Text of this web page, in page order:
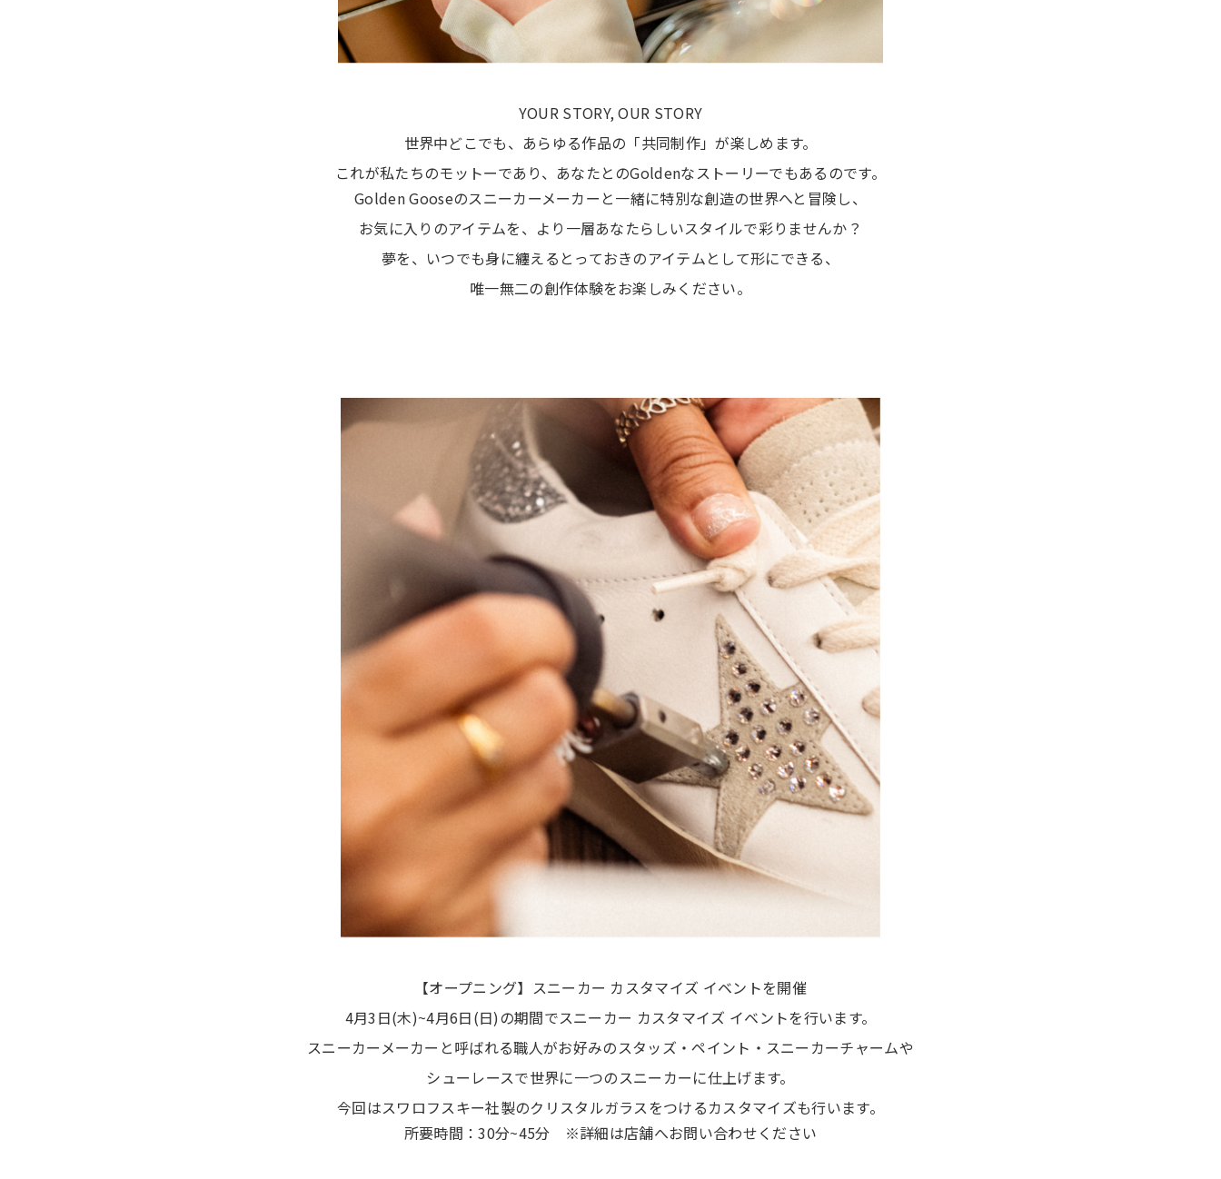
YOUR STORY, OUR STORY
世界中どこでも、あらゆる作品の「共同制作」が楽しめます。
これが私たちのモットーであり、あなたとのGoldenなストーリーでもあるのです。
Golden Gooseのスニーカーメーカーと一緒に特別な創造の世界へと冒険し、
お気に入りのアイテムを、より一層あなたらしいスタイルで彩りませんか？
夢を、いつでも身に纏えるとっておきのアイテムとして形にできる、
唯一無二の創作体験をお楽しみください。
【オープニング】スニーカー カスタマイズ イベントを開催
4月3日(木)~4月6日(日)の期間でスニーカー カスタマイズ イベントを行います。
スニーカーメーカーと呼ばれる職人がお好みのスタッズ・ペイント・スニーカーチャームや
シューレースで世界に一つのスニーカーに仕上げます。
今回はスワロフスキー社製のクリスタルガラスをつけるカスタマイズも行います。
所要時間：30分~45分 ※詳細は店舗へお問い合わせください